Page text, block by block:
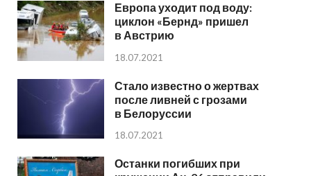
Европа уходит под воду:
циклон «Бернд» пришел
в Австрию
18.07.2021
Стало известно о жертвах
после ливней с грозами
в Белоруссии
18.07.2021
Останки погибших при